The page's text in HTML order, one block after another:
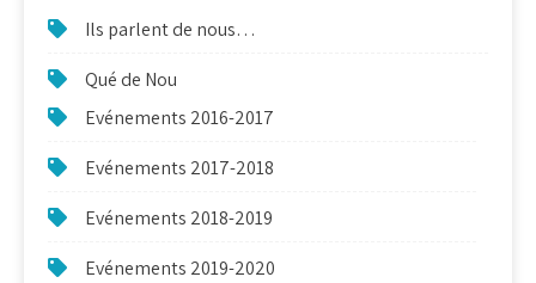
Ils parlent de nous…
Qué de Nou
Evénements 2016-2017
Evénements 2017-2018
Evénements 2018-2019
Evénements 2019-2020